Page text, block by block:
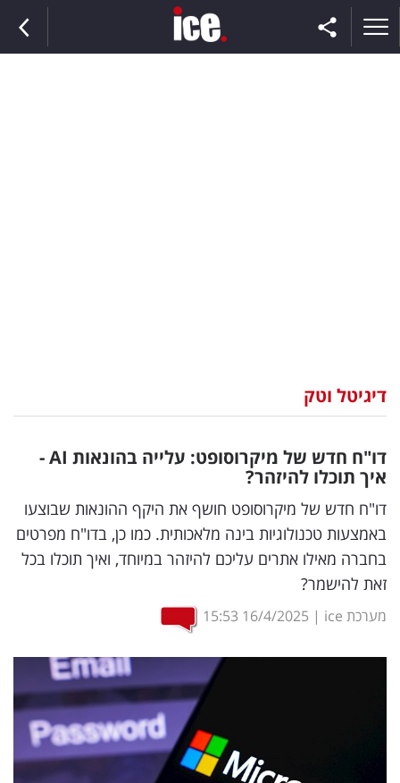
וצרכנות
דיגיטל
וטק
שיווק
ופרסום
משפט
מדדים
דיגיטל וטק
דו"ח חדש של מיקרוסופט: עלייה בהונאות AI
-
איך תוכלו להיזהר?
דו"ח חדש של מיקרוסופט חושף את היקף ההונאות שבוצעו
באמצעות טכנולוגיות בינה מלאכותית. כמו כן, בדו"ח מפרטים
בחברה מאילו אתרים עליכם להיזהר במיוחד, ואיך תוכלו בכל
זאת להישמר?
מערכת ice |
16/4/2025
15:53